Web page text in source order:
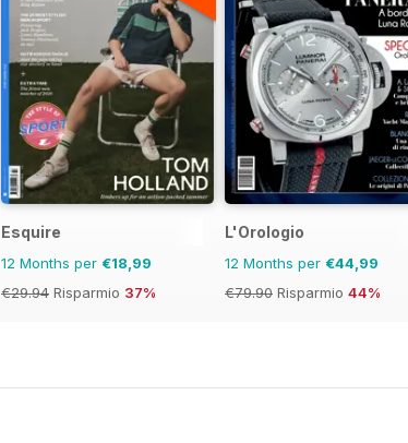
Esquire
12 Months per €18,99
€29.94 Risparmio 37%
L'Orologio
12 Months per €44,99
€79.90 Risparmio 44%